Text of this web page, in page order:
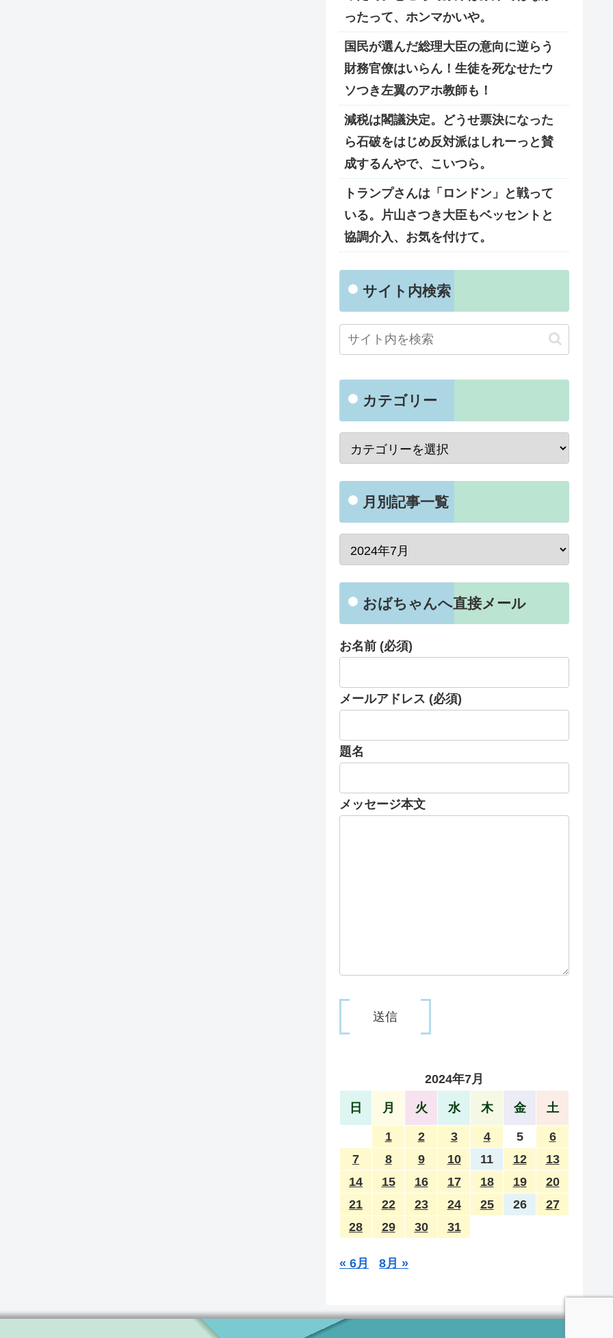
ったって、ホンマかいや。
国民が選んだ総理大臣の意向に逆らう
財務官僚はいらん！生徒を死なせたウ
ソつき左翼のアホ教師も！
減税は閣議決定。どうせ票決になった
ら石破をはじめ反対派はしれーっと賛
成するんやで、こいつら。
トランプさんは「ロンドン」と戦って
いる。片山さつき大臣もベッセントと
協調介入、お気を付けて。
サイト内検索
カテゴリー
月別記事一覧
おばちゃんへ直接メール
お名前 (必須)
メールアドレス (必須)
題名
メッセージ本文
2024年7月
日 月 火 水 木 金 土
1 2 3 4 5
6
7
8 9 10 11 12
13
14
15 16 17 18 19
20
21
22 23 24 25 26
27
28
29 30 31
« 6月 8月 »